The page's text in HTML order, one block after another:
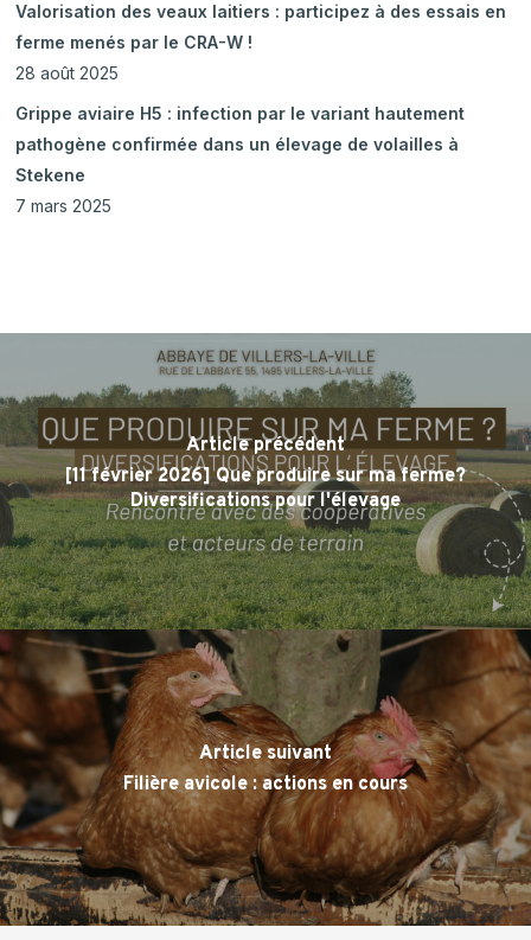
Valorisation des veaux laitiers : participez à des essais en
ferme menés par le CRA-W !
28 août 2025
Grippe aviaire H5 : infection par le variant hautement
pathogène confirmée dans un élevage de volailles à
Stekene
7 mars 2025
Article précédent
[11 février 2026] Que produire sur ma ferme?
Diversifications pour l'élevage
Article suivant
Filière avicole : actions en cours